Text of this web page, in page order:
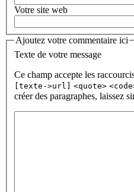
Votre site web
Ajoutez votre commentaire ici
Texte de votre message
Ce champ accepte les
[texte->url] <quote>
créer des paragraphes, laissez